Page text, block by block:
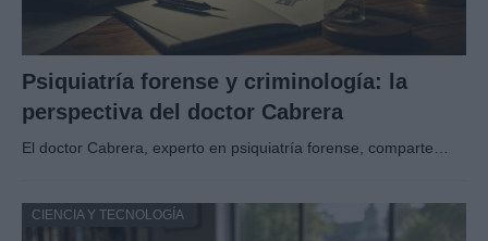
Psiquiatría forense y criminología: la
perspectiva del doctor Cabrera
El doctor Cabrera, experto en psiquiatría forense, comparte…
CIENCIA Y TECNOLOGÍA